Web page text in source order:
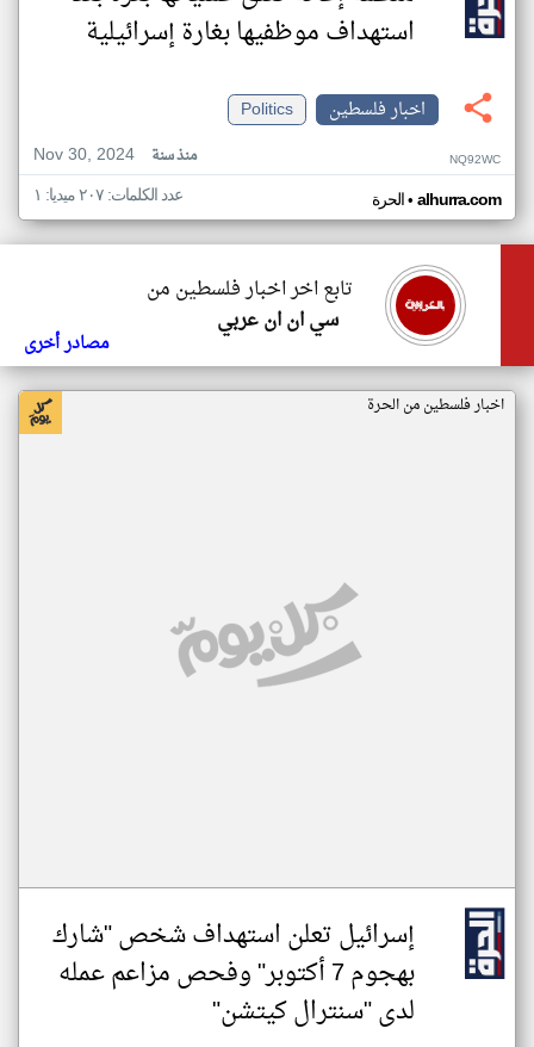
استهداف موظفيها بغارة إسرائيلية
اخبار فلسطين
Politics
Nov 30, 2024
منذ سنة NQ92WC
الحرة• alhurra.com عدد الكلمات: ٢٠٧ ميديا: ١
تابع اخر اخبار فلسطين من
سي ان ان عربي
مصادر أخرى
اخبار فلسطين من الحرة
إسرائيل تعلن استهداف شخص "شارك
بهجوم 7 أكتوبر" وفحص مزاعم عمله
لدى "سنترال كيتشن"